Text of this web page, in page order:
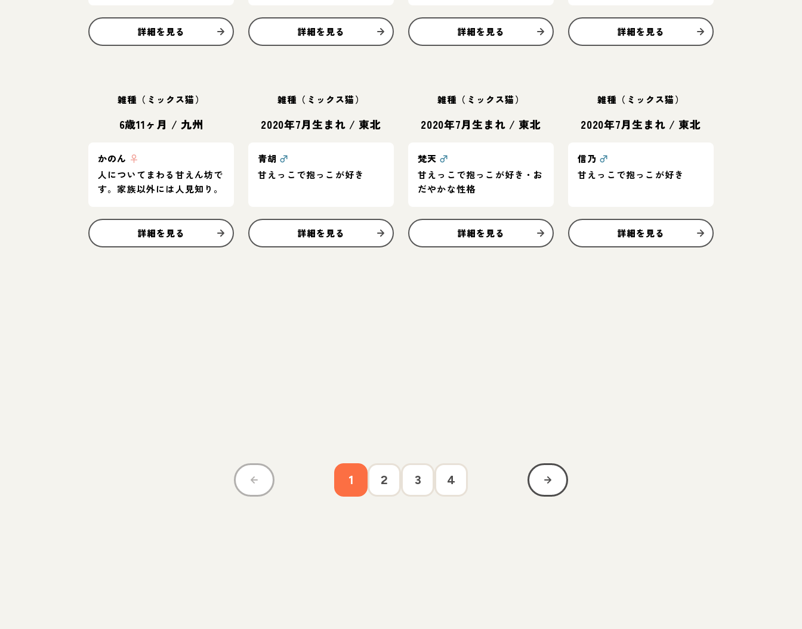
詳細を見る 詳細を見る 詳細を見る 詳細を見る
雑種（ミックス猫）
6歳11ヶ月 /九州
かのん ♀
人についてまわる甘えん坊で
す。家族以外には人見知り。
詳細を見る
雑種（ミックス猫）
2020年7月生まれ / 東北
青胡 ♂
甘えっこで抱っこが好き
詳細を見る
雑種（ミックス猫）
2020年7月生まれ / 東北
梵天 ♂
甘えっこで抱っこが好き・お
だやかな性格
詳細を見る
雑種（ミックス猫）
2020年7月生まれ / 東北
信乃 ♂
甘えっこで抱っこが好き
詳細を見る
1 2 3 4